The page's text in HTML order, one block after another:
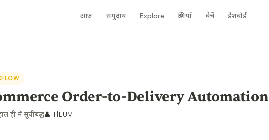
आज समुदाय Explore श्रेणियाँ बेचें डैशबोर्ड
Order-to-Delivery Automation
ही में सूचीबद्ध👤T|EUM